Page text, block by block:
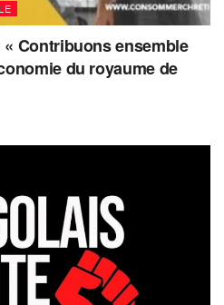
Contribuons ensemble
du royaume de